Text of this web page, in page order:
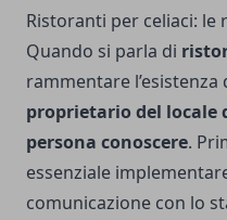
Ristoranti per celiaci: le
Quando si parla di
rammentare l’esistenza
proprietario del locale
persona conoscere.
essenziale
comunicazione con lo